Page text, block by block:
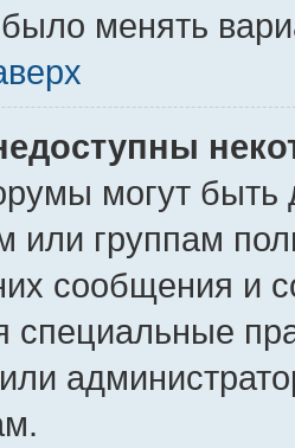
менять
могут быть
или группам
сообщения и
специальные